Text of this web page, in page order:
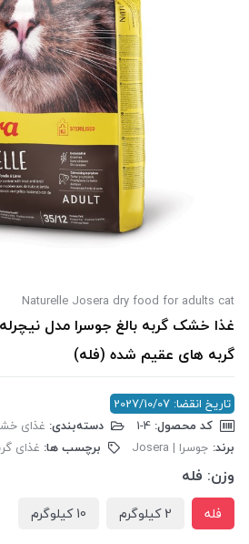
Naturelle Josera dry food for adults cat
غذا خشک گربه بالغ جوسرا مدل
گربه های عقیم شده (فله)
تاریخ انقضا: 2027/10/07
کد محصول:
دسته‌بندی: غذای
برند: جوسرا | Josera برچسب ها: غذای
وزن: فله
فله 2 کیلوگرم 10 کیلوگرم